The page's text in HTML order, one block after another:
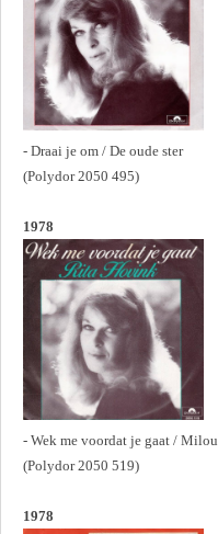
- Draai je om / De oude ster
(Polydor 2050 495)
1978
- Wek me voordat je gaat / Milou
(Polydor 2050 519)
1978